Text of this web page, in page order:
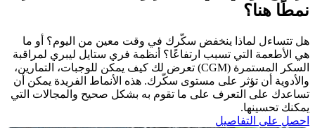
نمطًا هنا؟
هل تتساءل لماذا ينخفض سكّرك في وقت معين من اليوم؟ أو ما
هي الأطعمة التي تسبب ارتفاعًا؟ أنظمة فري ستايل ليبري لمراقبة
السكر المستمرة (CGM) تعرض لك كيف يمكن للوجبات، التمارين،
والأدوية أن تؤثر على مستوى سكّرك. هذه الأنماط الفريدة يمكن أن
تساعدك على التعرف على ما تقوم به بشكل صحيح والمجالات التي
يمكنك تحسينها. ​
احصل على التفاصيل